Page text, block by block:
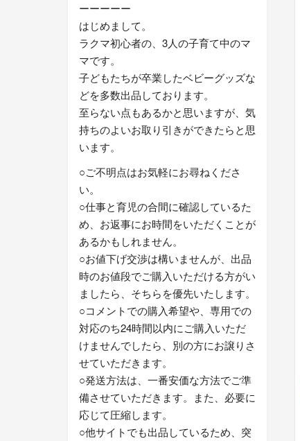
ーーーーー
はじめまして。
ラクマ初心者の、3人の子育て中のマ
マです。
子どもたちが卒業したベビーグッズな
どを多数出品しております。
至らない点もあるかと思いますが、気
持ちのよいお取り引きができたらと思
います。
○ご不明点はお気軽にお尋ねくださ
い。
○仕事と育児の合間に確認しているた
め、お返事にお時間をいただくことが
あるかもしれません。
○お値下げ交渉は構いませんが、出品
時のお値段でご購入いただける方がい
ましたら、そちらを優先いたします。
○コメントでの購入希望や、専用での
対応のち24時間以内にご購入いただ
けませんでしたら、別の方にお譲りさ
せていただきます。
○発送方法は、一番安価な方法でご準
備させていただきます。また、必要に
応じて圧縮します。
○他サイトでも出品しているため、突